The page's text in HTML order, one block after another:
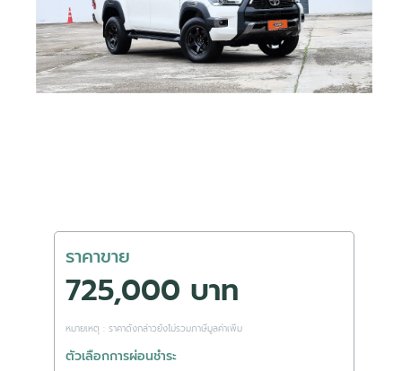
ราคาขาย
725,000 บาท
หมายเหตุ : ราคาดังกล่าวยังไม่รวมภาษีมูลค่าเพิ่ม
ตัวเลือกการผ่อนชำระ